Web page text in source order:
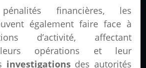
financières, les
également faire face à
d’activité, affectant
leurs opérations et leur
investigationsdes autorités